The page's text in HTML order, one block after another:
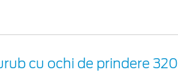
cu ochi de prindere 320